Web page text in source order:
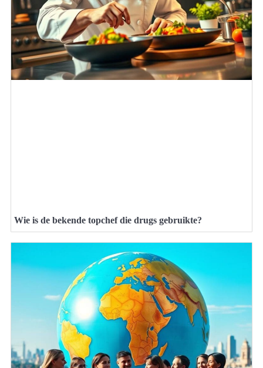
Wie is de bekende topchef die drugs gebruikte?